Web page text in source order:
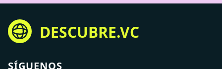
DESCUBRE.VC
SÍGUENOS